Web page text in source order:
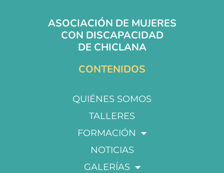
ASOCIACIÓN DE MUJERES
CON DISCAPACIDAD
DE CHICLANA
CONTENIDOS
QUIÉNES SOMOS
TALLERES
FORMACIÓN
NOTICIAS
GALERÍAS